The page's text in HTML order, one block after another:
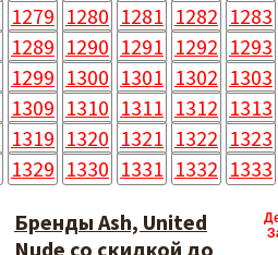
1279 1280 1281 1282 1283
1289 1290 1291 1292 1293
1299 1300 1301 1302 1303
1309 1310 1311 1312 1313
1319 1320 1321 1322 1323
1329 1330 1331 1332 1333
Бренды Ash, United
Nude со скидкой до